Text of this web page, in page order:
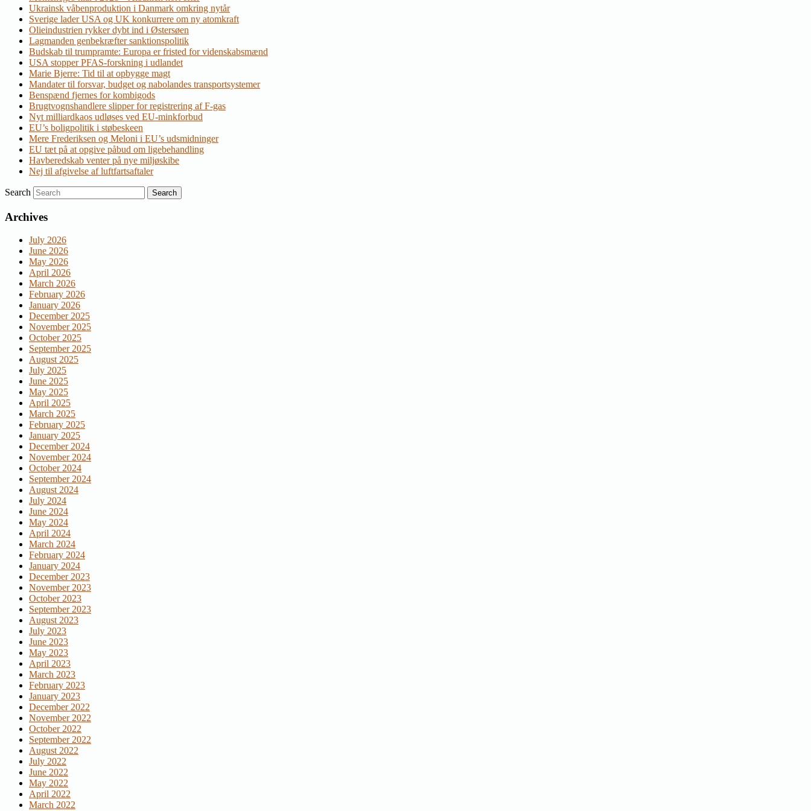
Ukrainsk våbenproduktion i Danmark omkring nytår
Sverige lader USA og UK konkurrere om ny atomkraft
Olieindustrien rykker dybt ind i Østersøen
Lagmanden genbekræfter sanktionspolitik
Budskab til trumpramte: Europa er fristed for videnskabsmænd
USA stopper PFAS-forskning i udlandet
Marie Bjerre: Tid til at opbygge magt
Mandater til forsvar, budget og nabolandes transportsystemer
Benspænd fjernes for kombigods
Brugtvognshandlere slipper for registrering af F-gas
Nyt milliardkaos udløses ved EU-minkforbud
EU’s boligpolitik i støbeskeen
Mere Frederiksen og Meloni i EU’s udsmidninger
EU tæt på at opgive påbud om ligebehandling
Havberedskab venter på nye miljøskibe
Nej til afgivelse af luftfartsaftaler
Search
Archives
July 2026
June 2026
May 2026
April 2026
March 2026
February 2026
January 2026
December 2025
November 2025
October 2025
September 2025
August 2025
July 2025
June 2025
May 2025
April 2025
March 2025
February 2025
January 2025
December 2024
November 2024
October 2024
September 2024
August 2024
July 2024
June 2024
May 2024
April 2024
March 2024
February 2024
January 2024
December 2023
November 2023
October 2023
September 2023
August 2023
July 2023
June 2023
May 2023
April 2023
March 2023
February 2023
January 2023
December 2022
November 2022
October 2022
September 2022
August 2022
July 2022
June 2022
May 2022
April 2022
March 2022